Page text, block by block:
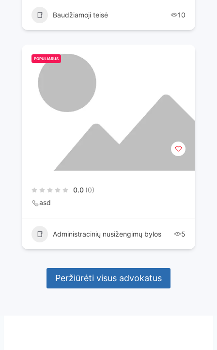
Baudžiamoji teisė 10
POPULIARUS
0.0 (0)
asd
Administracinių nusižengimų bylos 5
Peržiūrėti visus advokatus